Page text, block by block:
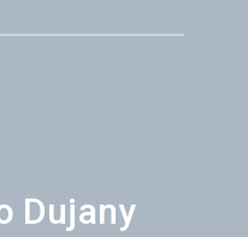
Dujany